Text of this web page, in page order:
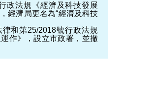
政法規《經濟及科技發展
經濟局更名為“經濟及科技
和第25/2018號行政法規
運作》，設立市政署，並撤